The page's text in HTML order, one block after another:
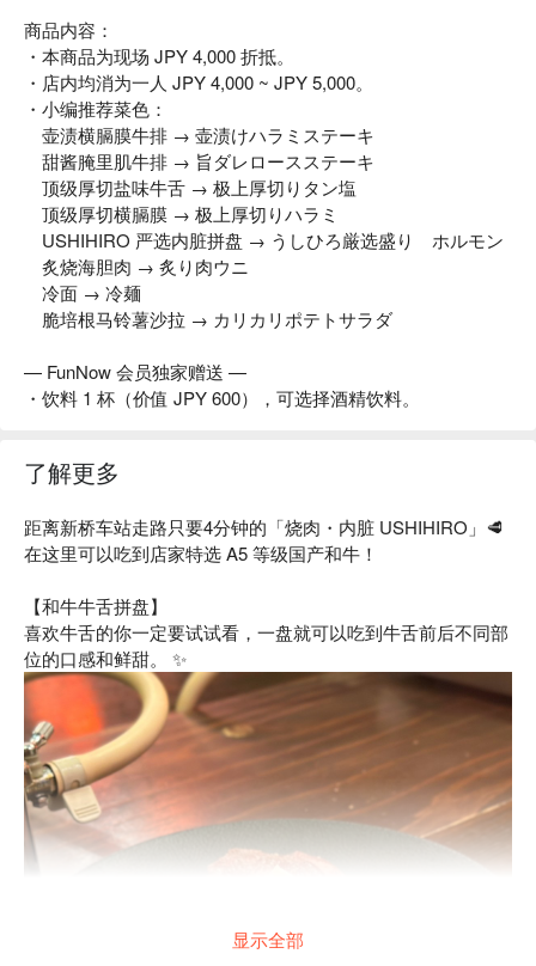
商品内容：
・本商品为现场 JPY 4,000 折抵。
・店内均消为一人 JPY 4,000 ~ JPY 5,000。
・小编推荐菜色：
壶渍横膈膜牛排 → 壶渍けハラミステーキ
甜酱腌里肌牛排 → 旨ダレロースステーキ
顶级厚切盐味牛舌 → 极上厚切りタン塩
顶级厚切横膈膜 → 极上厚切りハラミ
USHIHIRO 严选内脏拼盘 → うしひろ厳选盛り ホルモン
炙烧海胆肉 → 炙り肉ウニ
冷面 → 冷麺
脆培根马铃薯沙拉 → カリカリポテトサラダ
— FunNow 会员独家赠送 —
・饮料 1 杯（价值 JPY 600），可选择酒精饮料。
了解更多
距离新桥车站走路只要4分钟的「烧肉・内脏 USHIHIRO」🥩
在这里可以吃到店家特选 A5 等级国产和牛！
【和牛牛舌拼盘】
喜欢牛舌的你一定要试试看，一盘就可以吃到牛舌前后不同部
位的口感和鲜甜。 ✨
显示全部